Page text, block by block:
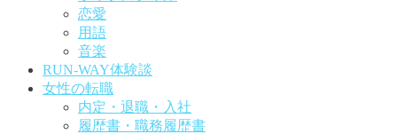
恋愛
用語
音楽
RUN-WAY体験談
女性の転職
内定・退職・入社
履歴書・職務履歴書